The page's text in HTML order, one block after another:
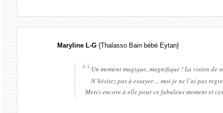
Maryline L-G {Thalasso Bain bébé Eytan}
Un moment magique, magnifique ! La vision de
N’hésitez pas à essayer… moi je ne l’ai pas
Merci encore à elle pour ce fabuleux moment et